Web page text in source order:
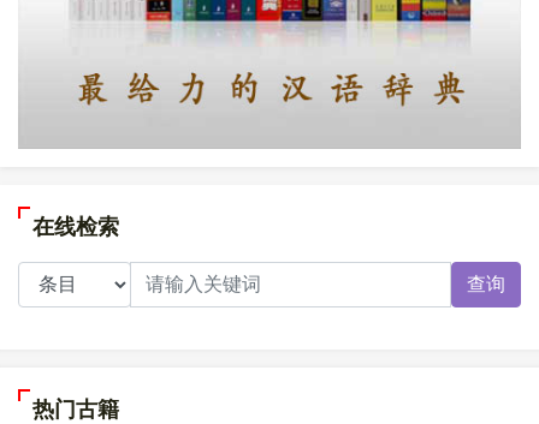
在线检索
查询
热门古籍